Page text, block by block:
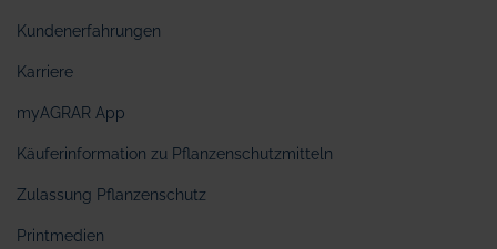
Kundenerfahrungen
Karriere
myAGRAR App
Käuferinformation zu Pflanzenschutzmitteln
Zulassung Pflanzenschutz
Printmedien